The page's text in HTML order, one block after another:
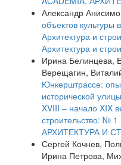
Александр
объектов культуры
Архитектура и
Архитектура и
Ирина Белинцева,
Верещагин,
Юнкерштрассе:
исторической
XVIII – начало XIX
строительство: №
АРХИТЕКТУРА И
Сергей Кочнев,
Ирина Петрова,